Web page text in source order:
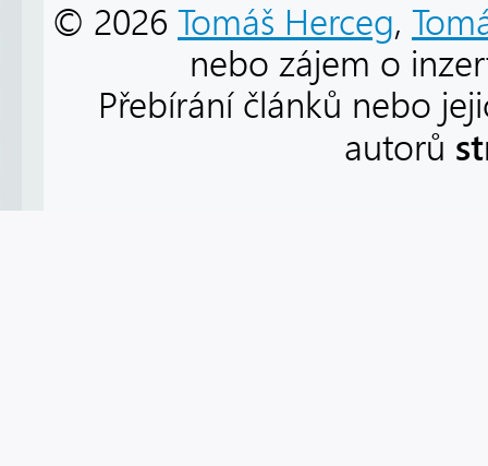
© 2026 Tomáš Herceg,
nebo zájem o
Přebírání článků nebo
autorů